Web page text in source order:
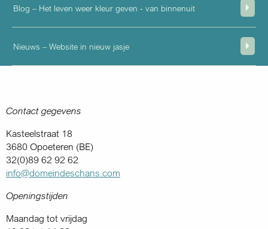
Blog – Het leven weer kleur geven - van binnenuit
Nieuws – Website in nieuw jasje
Contact gegevens
Kasteelstraat 18
3680 Opoeteren (BE)
32(0)89 62 92 62
info@domeindeschans.com
Openingstijden
Maandag tot vrijdag